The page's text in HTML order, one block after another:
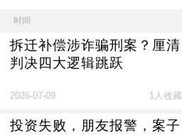
时间
拆迁补偿涉诈骗刑案？厘清
判决四大逻辑跳跃
2026-07-09 1人收藏
投资失败，朋友报警，案子